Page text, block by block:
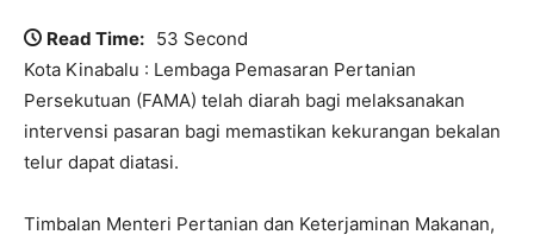
Read Time: 53 Second
Kota Kinabalu : Lembaga Pemasaran Pertanian
Persekutuan (FAMA) telah diarah bagi melaksanakan
intervensi pasaran bagi memastikan kekurangan bekalan
telur dapat diatasi.
Timbalan Menteri Pertanian dan Keterjaminan Makanan,